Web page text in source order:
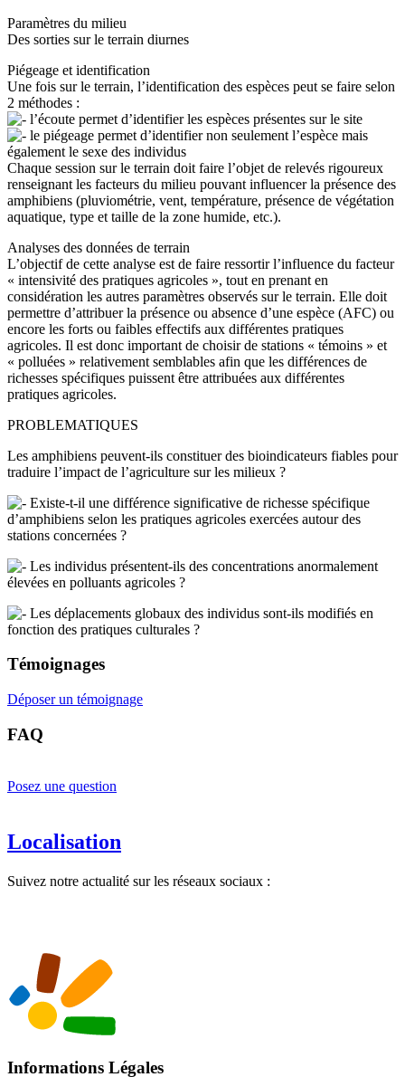
Paramètres du milieu
Des sorties sur le terrain diurnes
Piégeage et identification
Une fois sur le terrain, l’identification des espèces peut se faire selon
2 méthodes :
l’écoute permet d’identifier les espèces présentes sur le site
le piégeage permet d’identifier non seulement l’espèce mais
également le sexe des individus
Chaque session sur le terrain doit faire l’objet de relevés rigoureux
renseignant les facteurs du milieu pouvant influencer la présence des
amphibiens (pluviométrie, vent, température, présence de végétation
aquatique, type et taille de la zone humide, etc.).
Analyses des données de terrain
L’objectif de cette analyse est de faire ressortir l’influence du facteur
« intensivité des pratiques agricoles », tout en prenant en
considération les autres paramètres observés sur le terrain. Elle doit
permettre d’attribuer la présence ou absence d’une espèce (AFC) ou
encore les forts ou faibles effectifs aux différentes pratiques
agricoles. Il est donc important de choisir de stations « témoins » et
« polluées » relativement semblables afin que les différences de
richesses spécifiques puissent être attribuées aux différentes
pratiques agricoles.
PROBLEMATIQUES
Les amphibiens peuvent-ils constituer des bioindicateurs fiables pour
traduire l’impact de l’agriculture sur les milieux ?
Existe-t-il une différence significative de richesse spécifique
d’amphibiens selon les pratiques agricoles exercées autour des
stations concernées ?
Les individus présentent-ils des concentrations anormalement
élevées en polluants agricoles ?
Les déplacements globaux des individus sont-ils modifiés en
fonction des pratiques culturales ?
Témoignages
Déposer un témoignage
FAQ
Posez une question
Localisation
Suivez notre actualité sur les réseaux sociaux :
Informations Légales